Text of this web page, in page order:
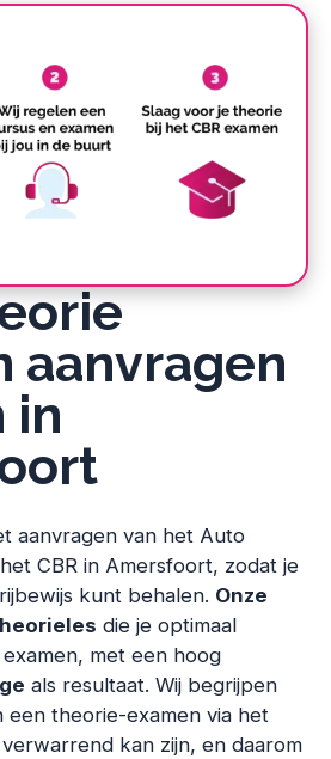
aanvragen
in
aanvragen van het Auto
CBR in Amersfoort, zodat je
kunt behalen. Onze
die je optimaal
met een hoog
als resultaat. Wij begrijpen
theorie-examen via het
verwarrend kan zijn, en daarom